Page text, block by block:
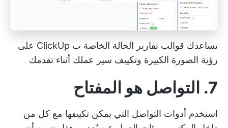
تساعدك قوالب تقارير الحالة الخاصة ب ClickUp على
رؤية الصورة الكبيرة وتكييف سير عملك أثناء تقدمك
7. التواصل هو المفتاح
استخدم أدوات التواصل التي يمكن تكييفها مع كل من